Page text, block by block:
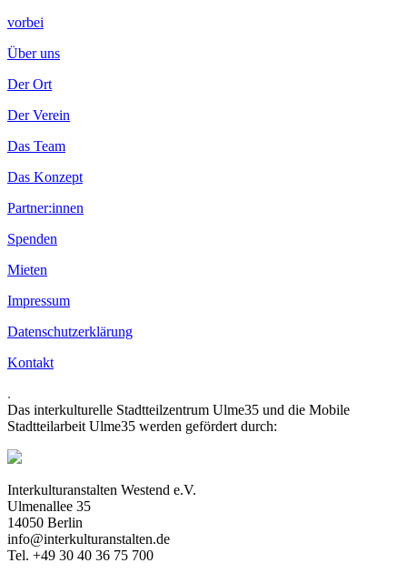
vorbei
Über uns
Der Ort
Der Verein
Das Team
Das Konzept
Partner:innen
Spenden
Mieten
Impressum
Datenschutzerklärung
Kontakt
.
Das interkulturelle Stadtteilzentrum Ulme35 und die Mobile
Stadtteilarbeit Ulme35 werden gefördert durch:
Interkulturanstalten Westend e.V.
Ulmenallee 35
14050 Berlin
info@interkulturanstalten.de
Tel. +49 30 40 36 75 700